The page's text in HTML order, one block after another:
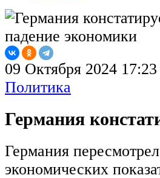
09 Октября 2024 17:23
Политика
Германия
Германия
экономических